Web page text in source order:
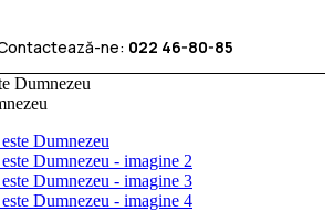
ne: 022 46-80-85
Dumnezeu